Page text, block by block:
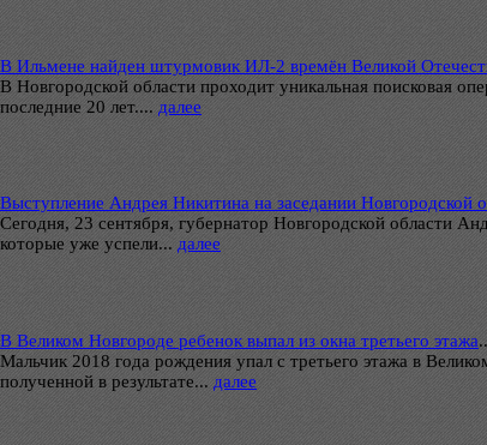
В Ильмене найден штурмовик ИЛ-2 времён Великой
В Новгородской области проходит уникальная поисковая
последние 20 лет.... далее
Выступление Андрея Никитина на заседании
Сегодня, 23 сентября, губернатор Новгородской области
которые уже успели... далее
В Великом Новгороде ребенок выпал из окна третьего этажа..
Мальчик 2018 года рождения упал с третьего этажа в
полученной в результате... далее